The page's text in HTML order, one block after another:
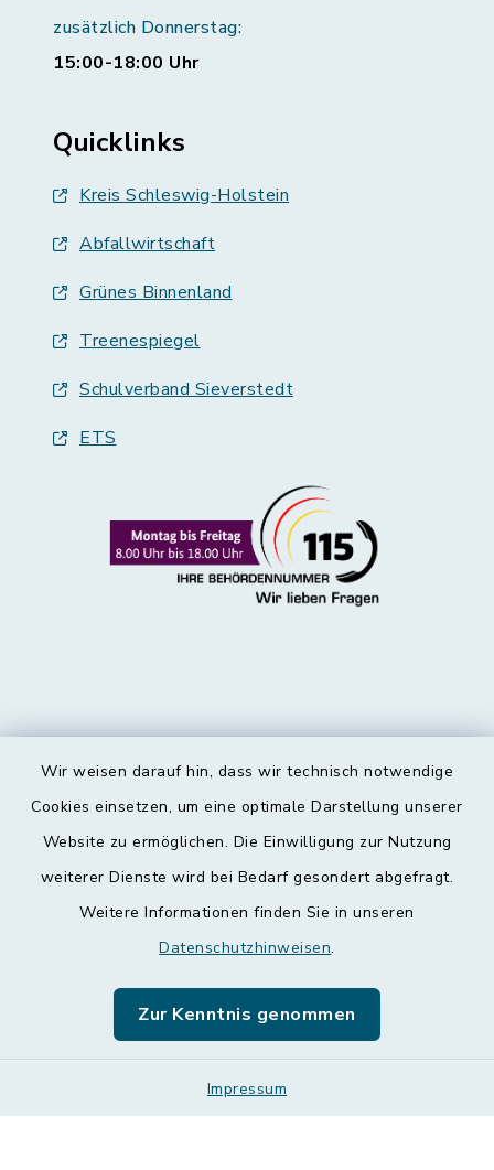
Wir weisen darauf hin, dass wir technisch notwendige
Cookies einsetzen, um eine optimale Darstellung unserer
Website zu ermöglichen. Die Einwilligung zur Nutzung
weiterer Dienste wird bei Bedarf gesondert abgefragt.
Weitere Informationen finden Sie in unseren
Datenschutzhinweisen.
Zur Kenntnis genommen
Impressum
zusätzlich Donnerstag:
15:00-18:00 Uhr
Quicklinks
Kreis Schleswig-Holstein
Abfallwirtschaft
Grünes Binnenland
Treenespiegel
Schulverband Sieverstedt
ETS
Kontakt
Datenschutz
Leichte Sprache
Sitemap